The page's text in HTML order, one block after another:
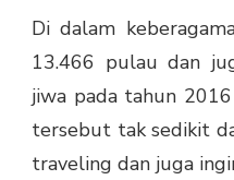
Di dalam
13.466 pulau dan
jiwa pada tahun
tersebut tak sedikit
traveling dan juga